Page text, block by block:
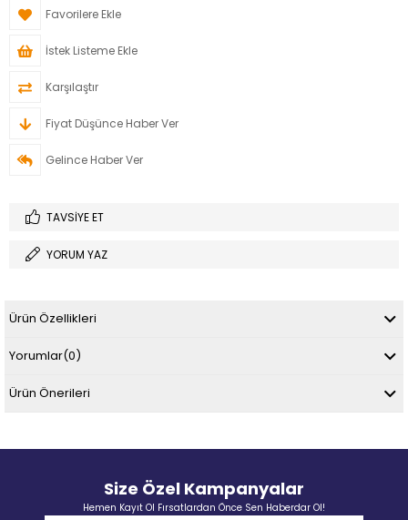
Favorilere Ekle
İstek Listeme Ekle
Karşılaştır
Fiyat Düşünce Haber Ver
Gelince Haber Ver
TAVSIYE ET
YORUM YAZ
Ürün Özellikleri
Yorumlar(0)
Ürün Önerileri
Size Özel Kampanyalar
Hemen Kayıt Ol Fırsatlardan Önce Sen Haberdar Ol!